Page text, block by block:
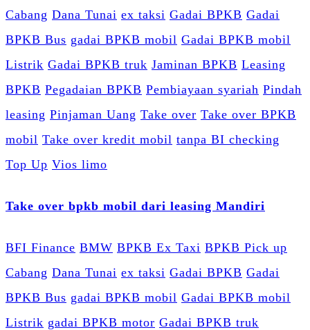
Cabang Dana Tunai ex taksi Gadai BPKB Gadai
BPKB Bus gadai BPKB mobil Gadai BPKB mobil
Listrik Gadai BPKB truk Jaminan BPKB Leasing
BPKB Pegadaian BPKB Pembiayaan syariah Pindah
leasing Pinjaman Uang Take over Take over BPKB
mobil Take over kredit mobil tanpa BI checking
Top Up Vios limo
Take over bpkb mobil dari leasing Mandiri
BFI Finance BMW BPKB Ex Taxi BPKB Pick up
Cabang Dana Tunai ex taksi Gadai BPKB Gadai
BPKB Bus gadai BPKB mobil Gadai BPKB mobil
Listrik gadai BPKB motor Gadai BPKB truk